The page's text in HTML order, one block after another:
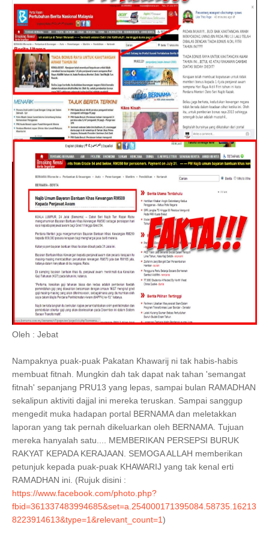
Oleh : Jebat
Nampaknya puak-puak Pakatan Khawarij ni tak habis-habis
membuat fitnah. Mungkin dah tak dapat nak tahan 'semangat
fitnah' sepanjang PRU13 yang lepas, sampai bulan RAMADHAN
sekalipun aktiviti dajjal ini mereka teruskan. Sampai sanggup
mengedit muka hadapan portal BERNAMA dan meletakkan
laporan yang tak pernah dikeluarkan oleh BERNAMA. Tujuan
mereka hanyalah satu.... MEMBERIKAN PERSEPSI BURUK
RAKYAT KEPADA KERAJAAN. SEMOGA ALLAH memberikan
petunjuk kepada puak-puak KHAWARIJ yang tak kenal erti
RAMADHAN ini. (Rujuk disini :
https://www.facebook.com/photo.php?
fbid=361337483994685&set=a.254000171395084.58735.16213
8223914613&type=1&relevant_count=1)